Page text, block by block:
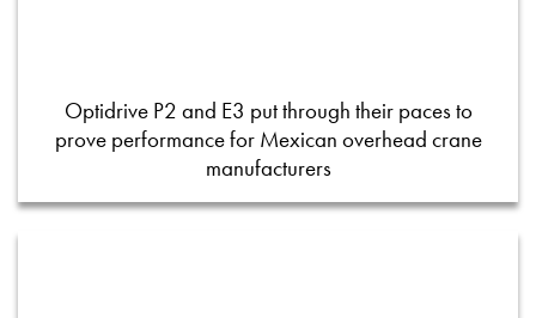
Optidrive P2 and E3 put through their paces to
prove performance for Mexican overhead crane
manufacturers